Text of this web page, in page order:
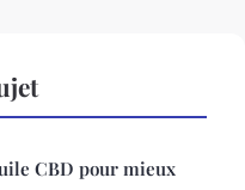
CBD pour mieux